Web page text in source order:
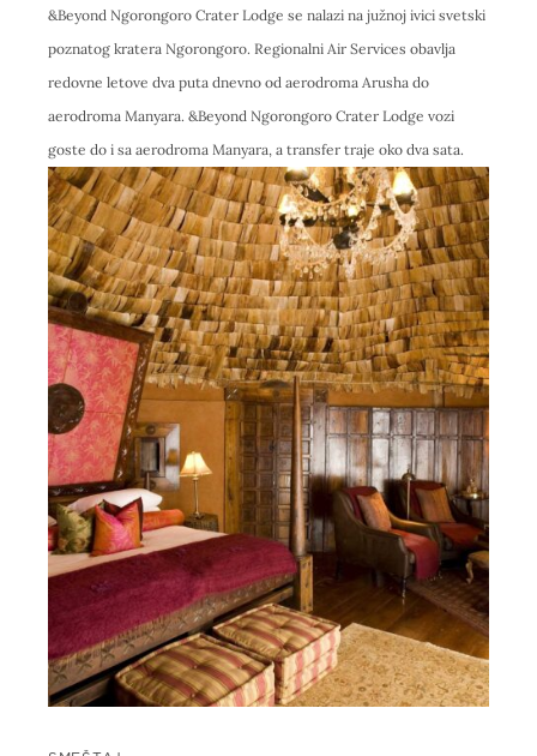
&Beyond Ngorongoro Crater Lodge se nalazi na južnoj ivici svetski
poznatog kratera Ngorongoro. Regionalni Air Services obavlja
redovne letove dva puta dnevno od aerodroma Arusha do
aerodroma Manyara. &Beyond Ngorongoro Crater Lodge vozi
goste do i sa aerodroma Manyara, a transfer traje oko dva sata.